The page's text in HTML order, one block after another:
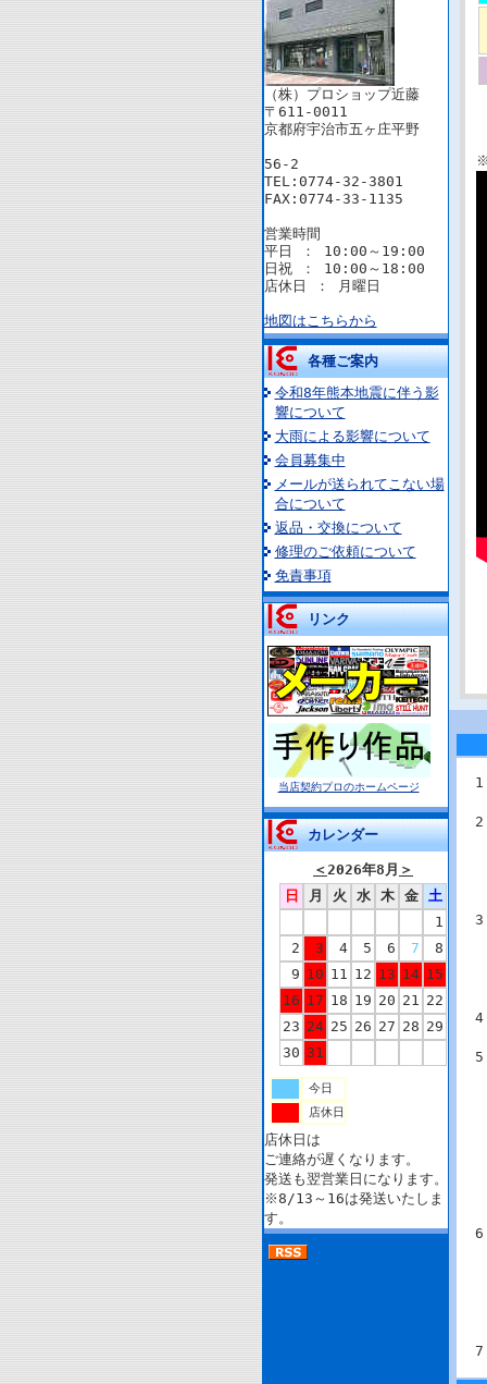
（株）プロショップ近藤
〒611-0011
京都府宇治市五ヶ庄平野
56-2
TEL:0774-32-3801
FAX:0774-33-1135
営業時間
平日 ： 10:00～19:00
日祝 ： 10:00～18:00
店休日 ： 月曜日
地図はこちらから
各種ご案内
令和8年熊本地震に伴う影
響について
大雨による影響について
会員募集中
メールが送られてこない場
合について
返品・交換について
修理のご依頼について
免責事項
リンク
当店契約プロのホームページ
カレンダー
＜2026年8月 ＞
日
月 火 水 木 金
土
1
2
3 4 5 6 7
8
9 10 11 12 13 14 15
16 17 18 19 20 21 22
23 24 25 26 27 28 29
30 31
今日
店休日
店休日は
ご連絡が遅くなります。
発送も翌営業日になります。
※8/13～16は発送いたしま
す。